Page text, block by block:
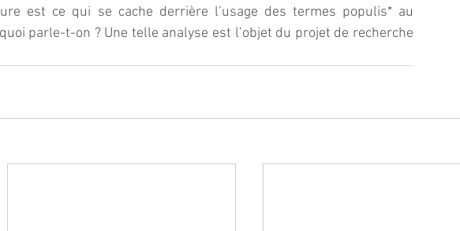
est ce qui se cache derrière l’usage des termes populis* au
parle-t-on ? Une telle analyse est l’objet du projet de recherche